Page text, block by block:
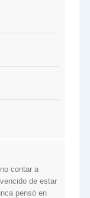
contar a
de estar
pensó en